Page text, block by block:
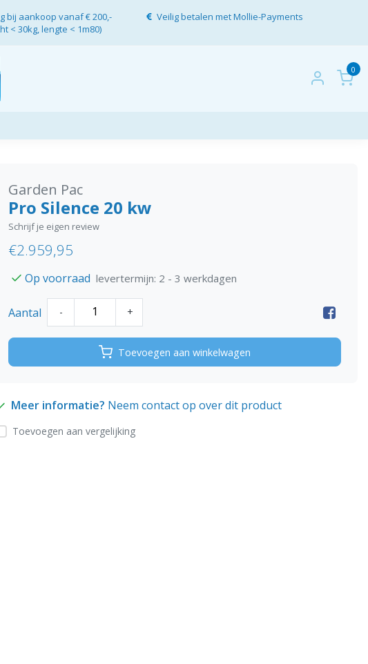
bij aankoop vanaf € 200,-
< 30kg, lengte < 1m80)
Veilig betalen met Mollie-Payments
0
Garden Pac
Pro Silence 20 kw
Schrijf je eigen review
€2.959,95
Op voorraad levertermijn: 2 - 3 werkdagen
Aantal - +
Toevoegen aan winkelwagen
Meer informatie? Neem contact op over dit product
Toevoegen aan vergelijking